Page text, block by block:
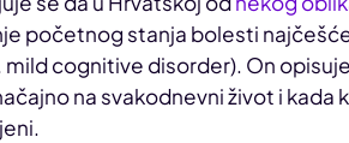
početnog stanja bolesti
mild cognitive disorder). On
na svakodnevni život i